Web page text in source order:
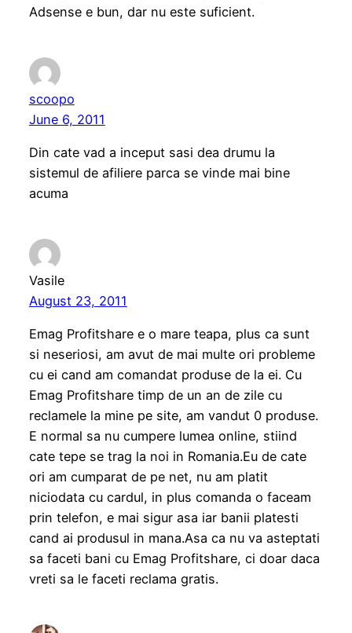
Adsense e bun, dar nu este suficient.
scoopo
June 6, 2011
Din cate vad a inceput sasi dea drumu la
sistemul de afiliere parca se vinde mai bine
acuma
Vasile
August 23, 2011
Emag Profitshare e o mare teapa, plus ca sunt
si neseriosi, am avut de mai multe ori probleme
cu ei cand am comandat produse de la ei. Cu
Emag Profitshare timp de un an de zile cu
reclamele la mine pe site, am vandut 0 produse.
E normal sa nu cumpere lumea online, stiind
cate tepe se trag la noi in Romania.Eu de cate
ori am cumparat de pe net, nu am platit
niciodata cu cardul, in plus comanda o faceam
prin telefon, e mai sigur asa iar banii platesti
cand ai produsul in mana.Asa ca nu va asteptati
sa faceti bani cu Emag Profitshare, ci doar daca
vreti sa le faceti reclama gratis.